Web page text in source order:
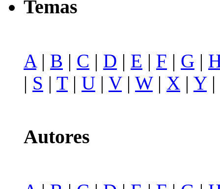
Temas
A | B | C | D | E | F | G |
| S | T| U | V| W| X | Y|
Autores